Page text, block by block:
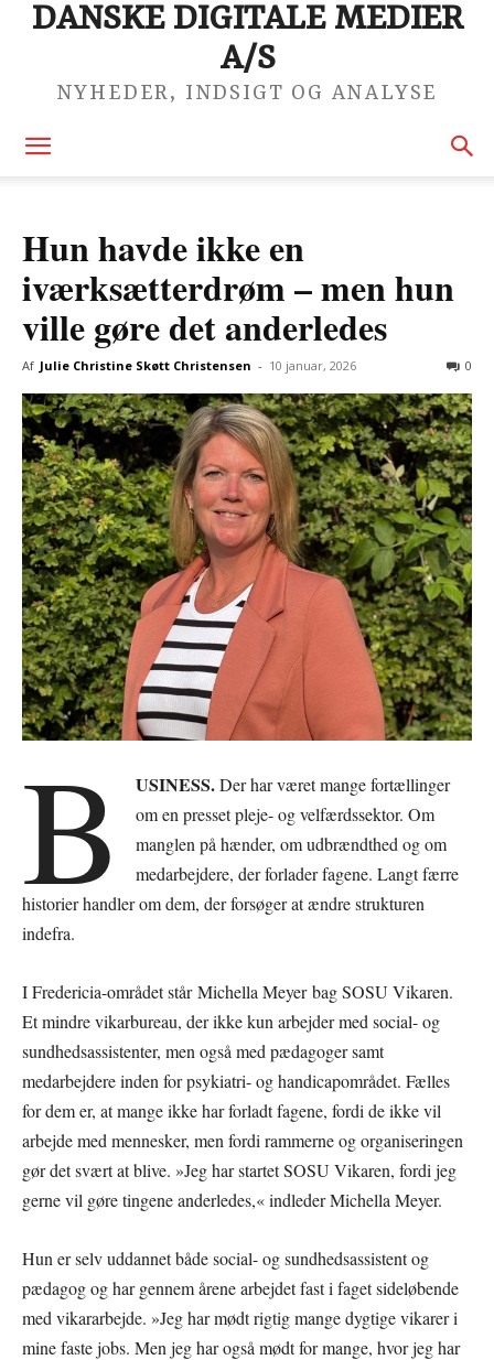
DANSKE DIGITALE MEDIER
A/S
NYHEDER, INDSIGT OG ANALYSE
Hun havde ikke en
iværksætterdrøm – men hun
ville gøre det anderledes
Af Julie Christine Skøtt Christensen - 10 januar, 2026 0
B USINESS.Der har været mange fortællinger
om en presset pleje- og velfærdssektor. Om
manglen på hænder, om udbrændthed og om
medarbejdere, der forlader fagene. Langt færre
historier handler om dem, der forsøger at ændre strukturen
indefra.
I Fredericia-området står Michella Meyer bag SOSU Vikaren.
Et mindre vikarbureau, der ikke kun arbejder med social- og
sundhedsassistenter, men også med pædagoger samt
medarbejdere inden for psykiatri- og handicapområdet. Fælles
for dem er, at mange ikke har forladt fagene, fordi de ikke vil
arbejde med mennesker, men fordi rammerne og organiseringen
gør det svært at blive. »Jeg har startet SOSU Vikaren, fordi jeg
gerne vil gøre tingene anderledes,« indleder Michella Meyer.
Hun er selv uddannet både social- og sundhedsassistent og
pædagog og har gennem årene arbejdet fast i faget sideløbende
med vikararbejde. »Jeg har mødt rigtig mange dygtige vikarer i
mine faste jobs. Men jeg har også mødt for mange, hvor jeg har